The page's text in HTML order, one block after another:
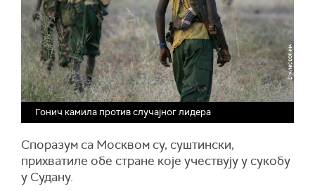
Гонич камила против случајног лидера
Споразум са Москвом су, суштински,
прихватиле обе стране које учествују у сукобу
у Судану.